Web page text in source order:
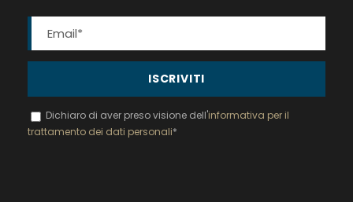
Dichiaro di aver preso visione dell'informativa per il
trattamento dei dati personali*